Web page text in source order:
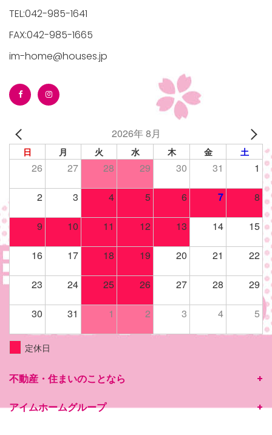
TEL:042-985-1641
FAX:042-985-1665
im-home@houses.jp
2026年 8月
日 月 火 水 木 金 土
26 27 28 29 30 31 1
2 3 4 5 6 7 8
9 10 11 12 13 14 15
16 17 18 19 20 21 22
23 24 25 26 27 28 29
30 31 1 2 3 4 5
定休日
不動産・住まいのことなら
アイムホームグループ